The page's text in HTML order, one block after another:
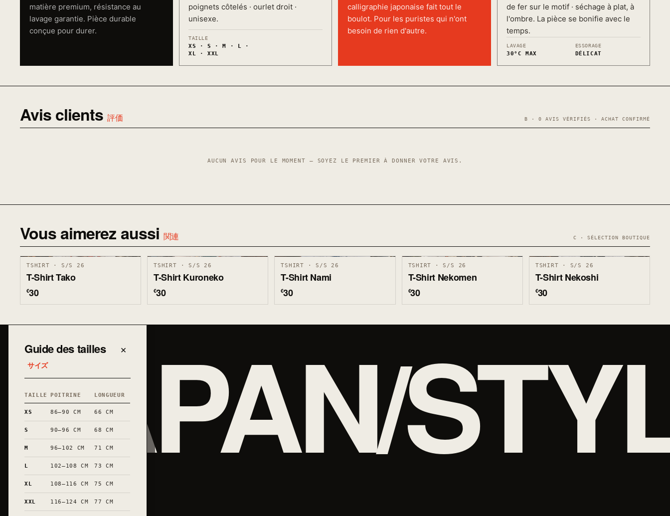
matière premium, résistance au
lavage garantie. Pièce durable
conçue pour durer.
poignets côtelés · ourlet droit ·
unisexe.
TAILLE
XS · S · M · L ·
XL · XXL
calligraphie japonaise fait tout le
boulot. Pour les puristes qui n'ont
besoin de rien d'autre.
de fer sur le motif · séchage à plat, à
l'ombre. La pièce se bonifie avec le
temps.
LAVAGE
30°C MAX
ESSORAGE
DÉLICAT
Avis clients 評価 B · 0 AVIS VÉRIFIÉS · ACHAT CONFIRMÉ
AUCUN AVIS POUR LE MOMENT — SOYEZ LE PREMIER À DONNER VOTRE AVIS.
Vous aimerez aussi 関連 C · SÉLECTION BOUTIQUE
TSHIRT · S/S 26
T-Shirt Tako
€30
TSHIRT · S/S 26
T-Shirt Kuroneko
€30
TSHIRT · S/S 26
T-Shirt Nami
€30
TSHIRT · S/S 26
T-Shirt Nekomen
€30
TSHIRT · S/S 26
T-Shirt Nekoshi
€30
Guide des tailles
サイズ
×
TAILLE POITRINE LONGUEUR
XS 86–90 CM 66 CM
S 90–96 CM 68 CM
M 96–102 CM 71 CM
L 102–108 CM 73 CM
XL 108–116 CM 75 CM
XXL 116–124 CM 77 CM
JAPAN/